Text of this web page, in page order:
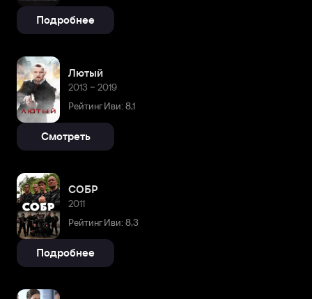
Подробнее
Лютый
2013 – 2019
Рейтинг Иви: 8,1
Смотреть
СОБР
2011
Рейтинг Иви: 8,3
Подробнее